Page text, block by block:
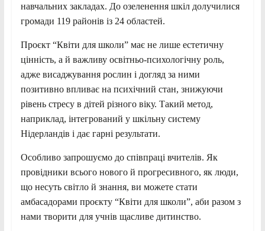
навчальних закладах. До озеленення шкіл долучилися
громади 119 районів із 24 областей.
Проєкт “Квіти для школи” має не лише естетичну
цінність, а й важливу освітньо-психологічну роль,
адже висаджування рослин і догляд за ними
позитивно впливає на психічний стан, знижуючи
рівень стресу в дітей різного віку. Такий метод,
наприклад, інтегрований у шкільну систему
Нідерландів і дає гарні результати.
Особливо запрошуємо до співпраці вчителів. Як
провідники всього нового й прогресивного, як люди,
що несуть світло й знання, ви можете стати
амбасадорами проєкту “Квіти для школи”, аби разом з
нами творити для учнів щасливе дитинство.